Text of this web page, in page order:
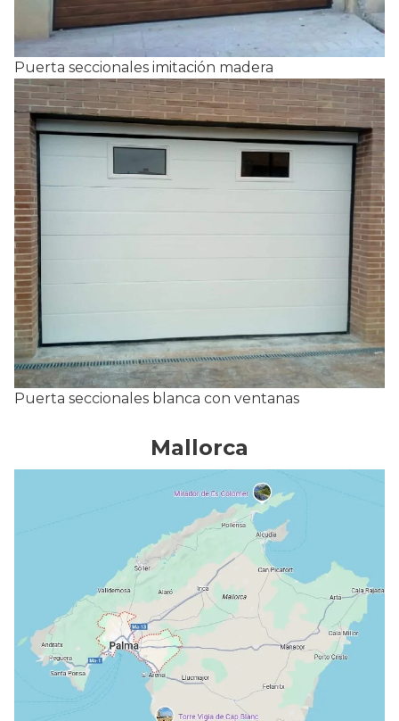
Puerta seccionales imitación madera
Puerta seccionales blanca con ventanas
Mallorca